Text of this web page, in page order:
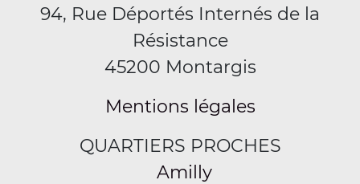
94, Rue Déportés Internés de la
Résistance
45200 Montargis
Mentions légales
QUARTIERS PROCHES
Amilly